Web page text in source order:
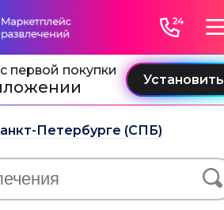
первой покупки
Петербурге (СПБ)